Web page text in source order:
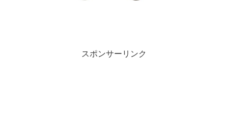
スポンサーリンク